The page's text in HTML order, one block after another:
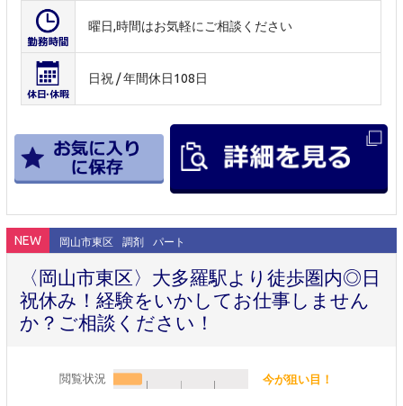
曜日,時間はお気軽にご相談ください
日祝 / 年間休日108日
NEW 岡山市東区 調剤 パート
〈岡山市東区〉大多羅駅より徒歩圏内◎日
祝休み！経験をいかしてお仕事しません
か？ご相談ください！
閲覧状況 今が狙い目！